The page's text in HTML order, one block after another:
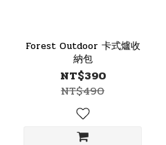
Forest Outdoor 卡式爐收
納包
NT$390
NT$490